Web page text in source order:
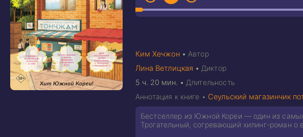
Ким Хечжон • Автор
Лина Ветлицкая • Диктор
5 ч. 20 мин. • Длительность
Аннотация к книге • Сеульский магазинчик
Бестселлер из Южной Кореи — один из
Трогательный, согревающий хилинг-роман о